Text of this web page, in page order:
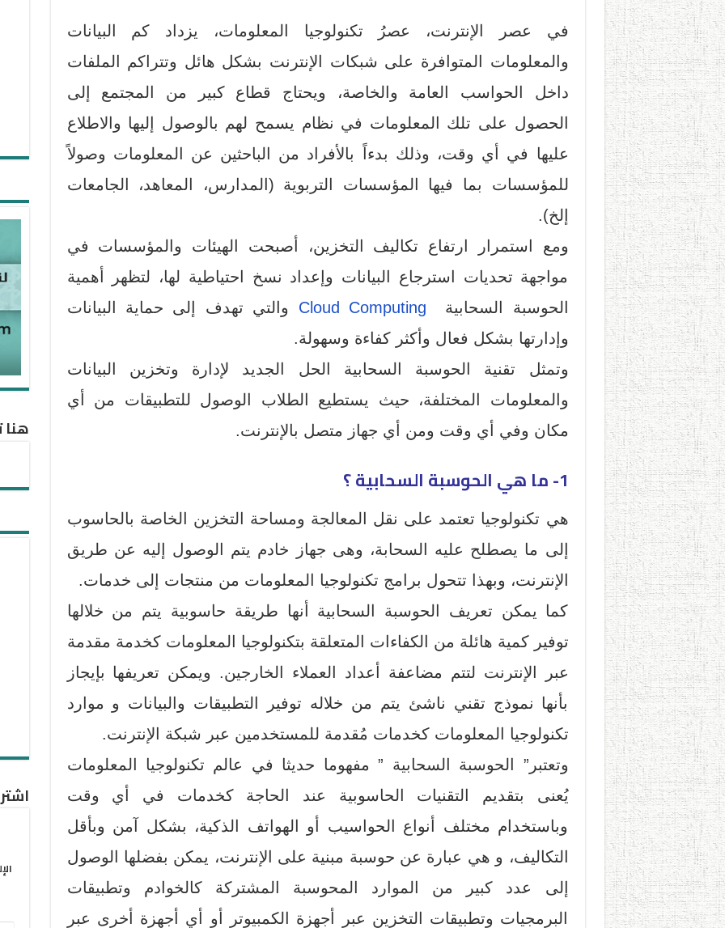
في عصر الإنترنت، عصرُ تكنولوجيا المعلومات، يزداد كم البيانات
والمعلومات المتوافرة على شبكات الإنترنت بشكل هائل وتتراكم الملفات
داخل الحواسب العامة والخاصة، ويحتاج قطاع كبير من المجتمع إلى
الحصول على تلك المعلومات في نظام يسمح لهم بالوصول إليها والاطلاع
عليها في أي وقت، وذلك بدءاً بالأفراد من الباحثين عن المعلومات وصولاً
للمؤسسات بما فيها المؤسسات التربوية (المدارس، المعاهد، الجامعات
إلخ).
ومع استمرار ارتفاع تكاليف التخزين، أصبحت الهيئات والمؤسسات في
مواجهة تحديات استرجاع البيانات وإعداد نسخ احتياطية لها، لتظهر أهمية
الحوسبة السحابية Cloud Computing والتي تهدف إلى حماية البيانات
وإدارتها بشكل فعال وأكثر كفاءة وسهولة.
وتمثل تقنية الحوسبة السحابية الحل الجديد لإدارة وتخزين البيانات
والمعلومات المختلفة، حيث يستطيع الطلاب الوصول للتطبيقات من أي
مكان وفي أي وقت ومن أي جهاز متصل بالإنترنت.
1- ما هي الحوسبة السحابية ؟
هي تكنولوجيا تعتمد على نقل المعالجة ومساحة التخزين الخاصة بالحاسوب
إلى ما يصطلح عليه السحابة، وهى جهاز خادم يتم الوصول إليه عن طريق
الإنترنت، وبهذا تتحول برامج تكنولوجيا المعلومات من منتجات إلى خدمات.
كما يمكن تعريف الحوسبة السحابية أنها طريقة حاسوبية يتم من خلالها
توفير كمية هائلة من الكفاءات المتعلقة بتكنولوجيا المعلومات كخدمة مقدمة
عبر الإنترنت لتتم مضاعفة أعداد العملاء الخارجين. ويمكن تعريفها بإيجاز
بأنها نموذج تقني ناشئ يتم من خلاله توفير التطبيقات والبيانات و موارد
تكنولوجيا المعلومات كخدمات مُقدمة للمستخدمين عبر شبكة الإنترنت.
وتعتبر” الحوسبة السحابية ” مفهوما حديثا في عالم تكنولوجيا المعلومات
يُعنى بتقديم التقنيات الحاسوبية عند الحاجة كخدمات في أي وقت
وباستخدام مختلف أنواع الحواسيب أو الهواتف الذكية، بشكل آمن وبأقل
التكاليف، و هي عبارة عن حوسبة مبنية على الإنترنت، يمكن بفضلها الوصول
إلى عدد كبير من الموارد المحوسبة المشتركة كالخوادم وتطبيقات
البرمجيات وتطبيقات التخزين عبر أجهزة الكمبيوتر أو أي أجهزة أخرى عبر
هنا